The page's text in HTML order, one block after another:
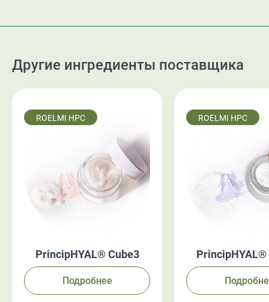
Другие ингредиенты поставщика
ROELMI HPC
PrincipHYAL® Cube3
Подробнее
ROELMI HPC
PrincipHYAL®